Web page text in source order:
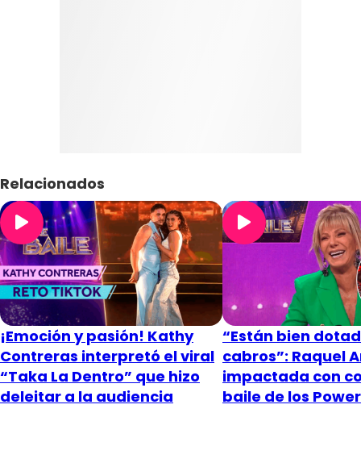
Relacionados
¡Emoción y pasión! Kathy
Contreras interpretó el viral
“Taka La Dentro” que hizo
deleitar a la audiencia
“Están bien
cabros”: Raquel
impactada con
baile de los